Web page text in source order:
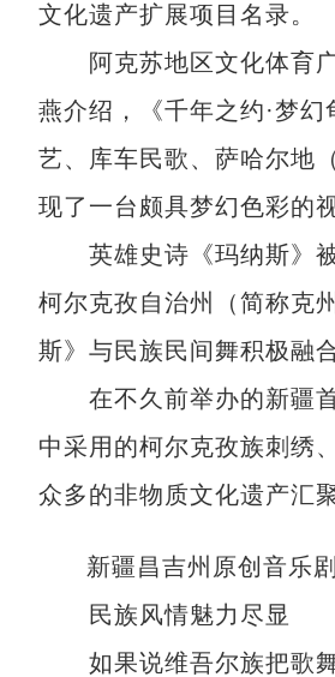
文化遗产扩展项目名录。
阿克苏地区文化体育广
燕介绍，《千年之约·梦
艺、库车民歌、萨哈尔地
现了一台颇具梦幻色彩的
英雄史诗《玛纳斯》被
柯尔克孜自治州（简称克
斯》与民族民间舞积极融合
在不久前举办的新疆首
中采用的柯尔克孜族刺绣
众多的非物质文化遗产汇
新疆昌吉州原创音乐
民族风情魅力尽显
如果说维吾尔族把歌舞